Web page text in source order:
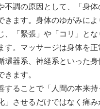
不調の原因として、「身体
きます。身体のゆがみに
、「緊張」や「コリ」とな
す。マッサージは身体を
環器系、神経系といった身
きます。
することで「人間の本来持
」させるだけではなく痛